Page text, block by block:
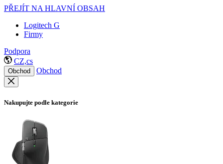
PŘEJÍT NA HLAVNÍ OBSAH
Logitech G
Firmy
Podpora
CZ,cs
Obchod Obchod
Nakupujte podle kategorie